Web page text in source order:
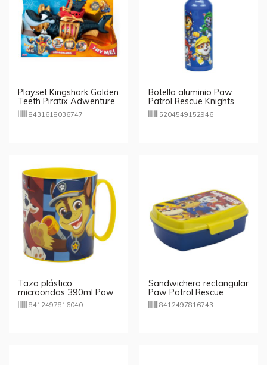
Playset Kingshark Golden
Teeth Piratix Adwenture
World
8431618036747
Botella aluminio Paw
Patrol Rescue Knights
520ml
5204549152946
Taza plástico
microondas 390ml Paw
Patrol Rescue
8412497816040
Sandwichera rectangular
Paw Patrol Rescue
8412497816743